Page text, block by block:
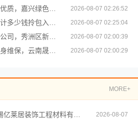
2026-08-07 02:26:52
2026-08-07 02:25:04
2026-08-07 02:00:39
2026-08-07 02:00:29
MORE+
2026-08-07